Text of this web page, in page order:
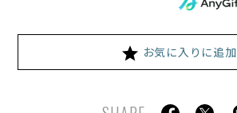
お気に入りに追加